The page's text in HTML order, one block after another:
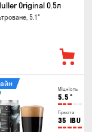
Original 0.5л
5.1°
Міцність
5.5 °
Гіркота
35 IBU